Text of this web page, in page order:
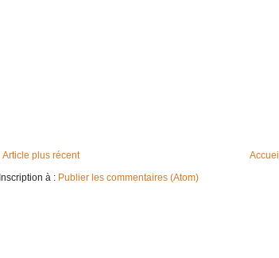
Article plus récent
Accueil
Inscription à : Publier les commentaires (Atom)